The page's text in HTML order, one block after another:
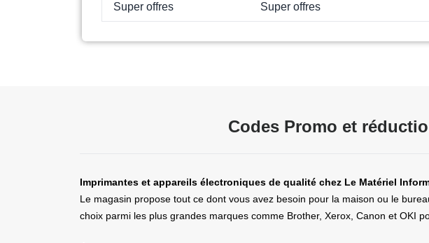
Super offres Super offres
Codes Promo et
Imprimantes et appareils électroniques de qualité chez Le Matériel
Le magasin propose tout ce dont vous avez besoin pour la maison ou le
choix parmi les plus grandes marques comme Brother, Xerox, Canon et OKI